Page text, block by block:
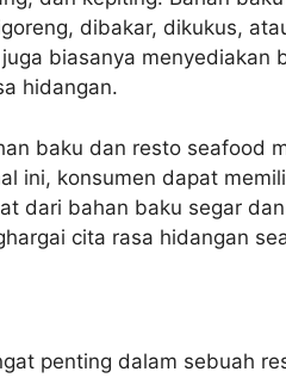
dibakar, dikukus,
biasanya menyediakan
hidangan.
baku dan resto seafood
ini, konsumen dapat
dari bahan baku segar
cita rasa hidangan
penting dalam sebuah